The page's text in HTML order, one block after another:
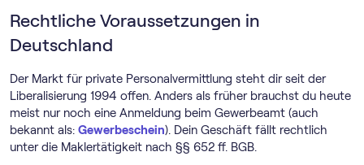
Rechtliche Voraussetzungen in
Deutschland
Der Markt für private Personalvermittlung steht dir seit der
Liberalisierung 1994 offen. Anders als früher brauchst du heute
meist nur noch eine Anmeldung beim Gewerbeamt (auch
bekannt als: Gewerbeschein). Dein Geschäft fällt rechtlich
unter die Maklertätigkeit nach §§ 652 ff. BGB.